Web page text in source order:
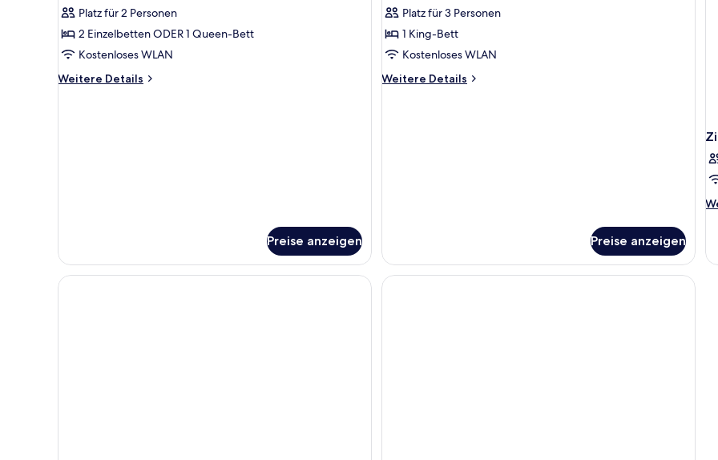
Superior-
Zimmer
anzeigen
Bewertungen)
Platz für 2 Personen
2 Einzelbetten ODER 1 Queen-Bett
Kostenloses WLAN
Weitere Details
Weitere
Preise anzeigen
Suite
anzeigen
Bewertungen)
Platz für 3 Personen
1 King-Bett
Kostenloses WLAN
Weitere Details
Weitere
Preise anzeigen